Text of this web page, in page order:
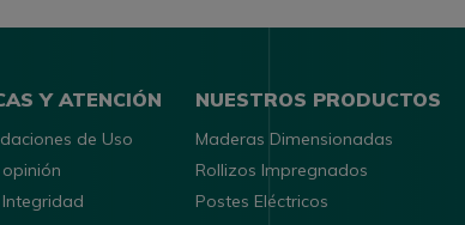
Y ATENCIÓN
de Uso
NUESTROS PRODUCTOS
Maderas Dimensionadas
Rollizos Impregnados
Postes Eléctricos